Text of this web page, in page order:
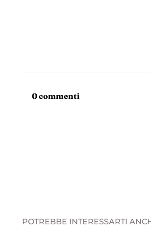
0 commenti
POTREBBE INTERESSARTI